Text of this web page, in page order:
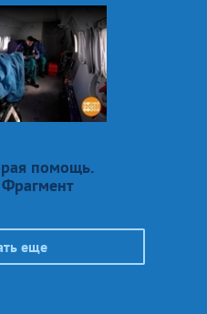
помощь.
еще